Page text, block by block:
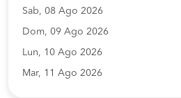
Sab, 08 Ago 2026
Dom, 09 Ago 2026
Lun, 10 Ago 2026
Mar, 11 Ago 2026